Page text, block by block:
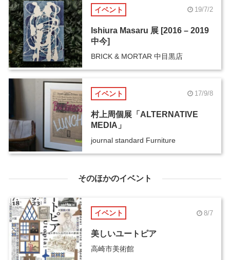
イベント 19/7/2
Ishiura Masaru 展 [2016 – 2019
中今]
BRICK & MORTAR 中目黒店
イベント 17/9/8
村上周個展「ALTERNATIVE
MEDIA」
journal standard Furniture
そのほかのイベント
イベント 8/7
美しいユートピア
高崎市美術館